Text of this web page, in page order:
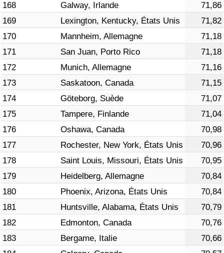
168
Galway, Irlande
71,86
169
Lexington, Kentucky, États Unis
71,82
170
Mannheim, Allemagne
71,18
171
San Juan, Porto Rico
71,18
172
Munich, Allemagne
71,16
173
Saskatoon, Canada
71,15
174
Göteborg, Suède
71,07
175
Tampere, Finlande
71,04
176
Oshawa, Canada
70,98
177
Rochester, New York, États Unis
70,96
178
Saint Louis, Missouri, États Unis
70,95
179
Heidelberg, Allemagne
70,84
180
Phoenix, Arizona, États Unis
70,84
181
Huntsville, Alabama, États Unis
70,79
182
Edmonton, Canada
70,76
183
Bergame, Italie
70,66